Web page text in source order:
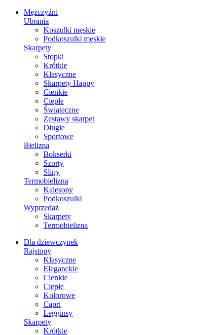
Mężczyźni
Ubrania
Koszulki męskie
Podkoszulki męskie
Skarpety
Stopki
Krótkie
Klasyczne
Skarpety Happy
Cienkie
Ciepłe
Świąteczne
Zestawy skarpet
Długie
Sportowe
Bielizna
Bokserki
Szorty
Slipy
Termobielizna
Kalesony
Podkoszulki
Wyprzedaż
Skarpety
Termobielizna
Dla dziewczynek
Rajstopy
Klasyczne
Eleganckie
Cienkie
Ciepłe
Kolorowe
Capri
Legginsy
Skarpety
Krótkie